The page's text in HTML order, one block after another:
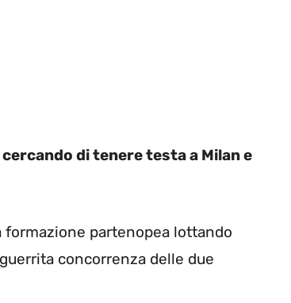
di tenere testa a Milan e
partenopea lottando
concorrenza delle due